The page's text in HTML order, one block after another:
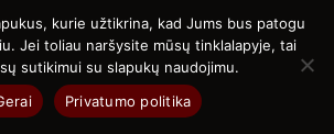
kurie užtikrina, kad Jums bus patogu
Jei toliau naršysite mūsų tinklalapyje, tai
sutikimui su slapukų naudojimu.
Privatumo politika